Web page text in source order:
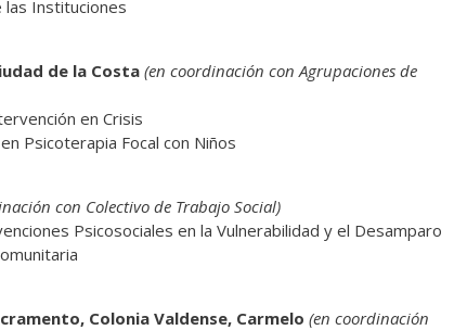
las Instituciones
de la Costa (en coordinación con Agrupaciones de
en Crisis
Psicoterapia Focal con Niños
con Colectivo de Trabajo Social)
Psicosociales en la Vulnerabilidad y el Desamparo
Colonia Valdense, Carmelo (en coordinación